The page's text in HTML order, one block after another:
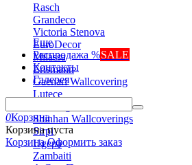
Rasch
Grandeco
Victoria Stenova
EuroDecor
Milassa
Erismann
Gaenari Wallcovering
Lutece
Shinhan Wallcoverings
Sirpi
Ugepa
Zambaiti
Еще
Распродажа %SALE
Контакты
Галерея
0Корзина
Корзина пуста
Корзина Оформить заказ